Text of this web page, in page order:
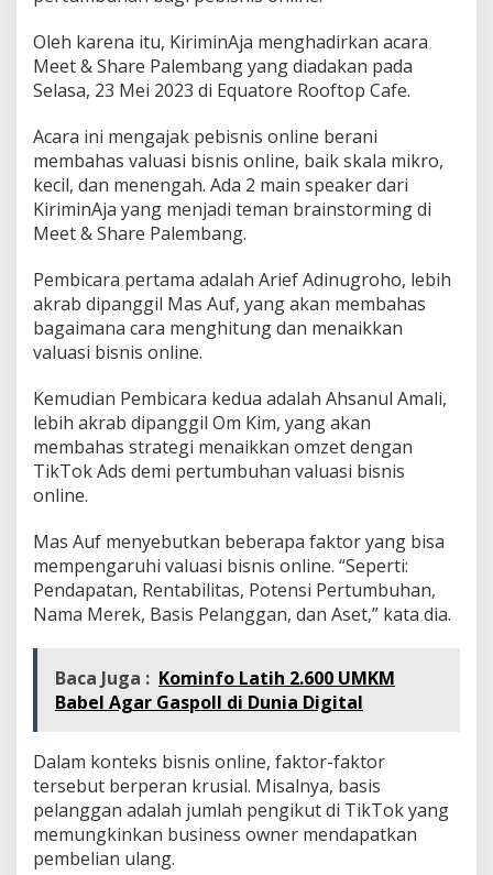
Oleh karena itu, KiriminAja menghadirkan acara
Meet & Share Palembang yang diadakan pada
Selasa, 23 Mei 2023 di Equatore Rooftop Cafe.
Acara ini mengajak pebisnis online berani
membahas valuasi bisnis online, baik skala mikro,
kecil, dan menengah. Ada 2 main speaker dari
KiriminAja yang menjadi teman brainstorming di
Meet & Share Palembang.
Pembicara pertama adalah Arief Adinugroho, lebih
akrab dipanggil Mas Auf, yang akan membahas
bagaimana cara menghitung dan menaikkan
valuasi bisnis online.
Kemudian Pembicara kedua adalah Ahsanul Amali,
lebih akrab dipanggil Om Kim, yang akan
membahas strategi menaikkan omzet dengan
TikTok Ads demi pertumbuhan valuasi bisnis
online.
Mas Auf menyebutkan beberapa faktor yang bisa
mempengaruhi valuasi bisnis online. “Seperti:
Pendapatan, Rentabilitas, Potensi Pertumbuhan,
Nama Merek, Basis Pelanggan, dan Aset,” kata dia.
Baca Juga : Kominfo Latih 2.600 UMKM
Babel Agar Gaspoll di Dunia Digital
Dalam konteks bisnis online, faktor-faktor
tersebut berperan krusial. Misalnya, basis
pelanggan adalah jumlah pengikut di TikTok yang
memungkinkan business owner mendapatkan
pembelian ulang.